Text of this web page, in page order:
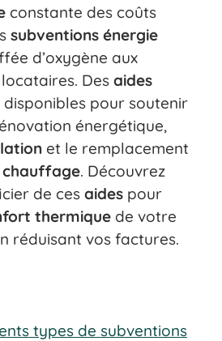
constante des coûts
subventions énergie
d’oxygène aux
Des aides
disponibles pour soutenir
énergétique,
et le remplacement
chauffage. Découvrez
de ces aides pour
thermique de votre
réduisant vos factures.
types de subventions